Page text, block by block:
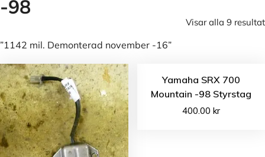
-98
Visar alla 9 resultat
”1142 mil. Demonterad november -16”
Yamaha SRX 700
Mountain -98 Styrstag
400.00 kr